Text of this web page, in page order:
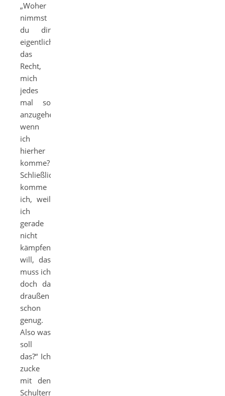
„Woher
nimmst
du dir
eigentlich
das
Recht,
mich
jedes
mal so
anzugehen,
wenn
ich
hierher
komme?
Schließlich
komme
ich, weil
ich
gerade
nicht
kämpfen
will, das
muss ich
doch da
draußen
schon
genug.
Also was
soll
das?“ Ich
zucke
mit den
Schultern